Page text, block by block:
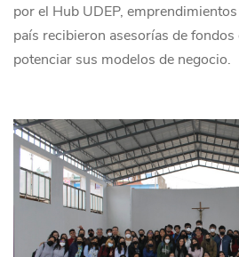
por el Hub UDEP,
país recibieron asesorías de
potenciar sus modelos de negocio.